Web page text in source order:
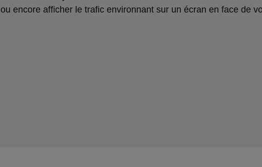
ou encore afficher le trafic environnant sur un écran en face de